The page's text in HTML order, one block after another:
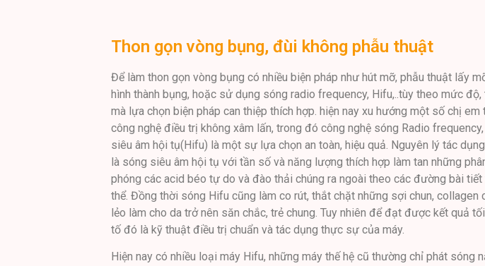
Thon gọn vòng bụng, đùi không phẫu thuật
Để làm thon gọn vòng bụng có nhiều biện pháp như hút mỡ, phẫu thuật lấy
hình thành bụng, hoặc sử dụng sóng radio frequency, Hifu,..tùy theo mức
mà lựa chọn biện pháp can thiệp thích hợp. hiện nay xu hướng một số chị
công nghệ điều trị không xâm lấn, trong đó công nghệ sóng Radio
siêu âm hội tụ(Hifu) là một sự lựa chọn an toàn, hiệu quả. Nguyên lý tác
là sóng siêu âm hội tụ với tần số và năng lượng thích hợp làm tan những
phóng các acid béo tự do và đào thải chúng ra ngoài theo các đường bài
thể. Đồng thời sóng Hifu cũng làm co rút, thắt chặt những sợi chun, collagen
lẻo làm cho da trở nên săn chắc, trẻ chung. Tuy nhiên để đạt được kết quả
tố đó là kỹ thuật điều trị chuẩn và tác dụng thực sự của máy.
Hiện nay có nhiều loại máy Hifu, những máy thế hệ cũ thường chỉ phát sóng